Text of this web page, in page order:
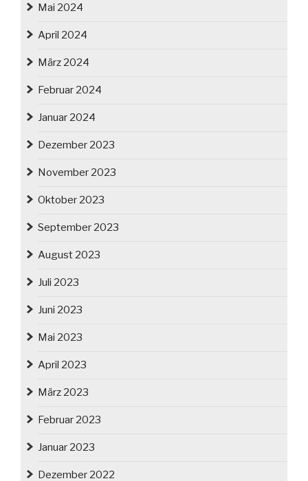
Mai 2024
April 2024
März 2024
Februar 2024
Januar 2024
Dezember 2023
November 2023
Oktober 2023
September 2023
August 2023
Juli 2023
Juni 2023
Mai 2023
April 2023
März 2023
Februar 2023
Januar 2023
Dezember 2022